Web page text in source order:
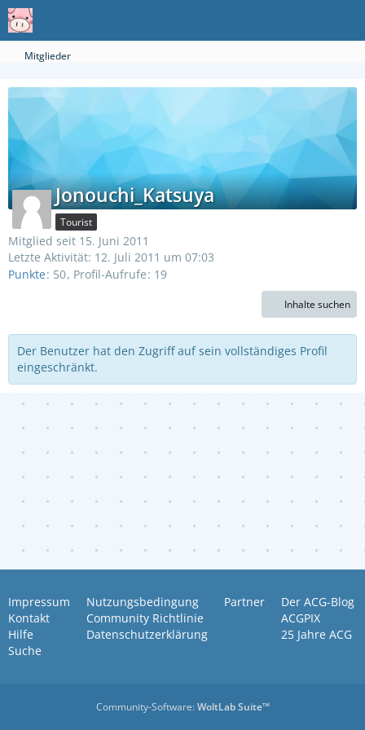
Mitglieder
Jonouchi_Katsuya
Tourist
Mitglied seit 15. Juni 2011
Letzte Aktivität: 12. Juli 2011 um 07:03
Punkte 50 Profil-Aufrufe 19
Inhalte suchen
Der Benutzer hat den Zugriff auf sein vollständiges Profil
eingeschränkt.
Impressum
Kontakt
Hilfe
Suche
Nutzungsbedingung
Community Richtlinie
Datenschutzerklärung
Partner
Der ACG-Blog
ACGPIX
25 Jahre ACG
Community-Software:WoltLab Suite™